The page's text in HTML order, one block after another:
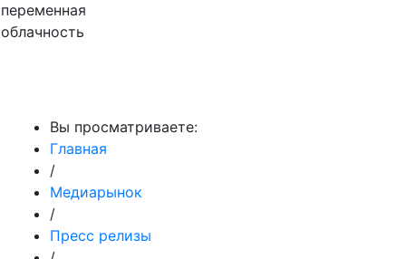
переменная
облачность
Вы просматриваете:
Главная
/
Медиарынок
/
Пресс релизы